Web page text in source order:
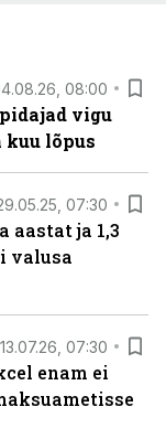
08:00
vigu
kuu lõpus
07:30
aastat ja 1,3
valusa
13.07.26, 07:30
enam ei